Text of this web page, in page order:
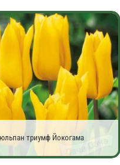
триумф Йокогама